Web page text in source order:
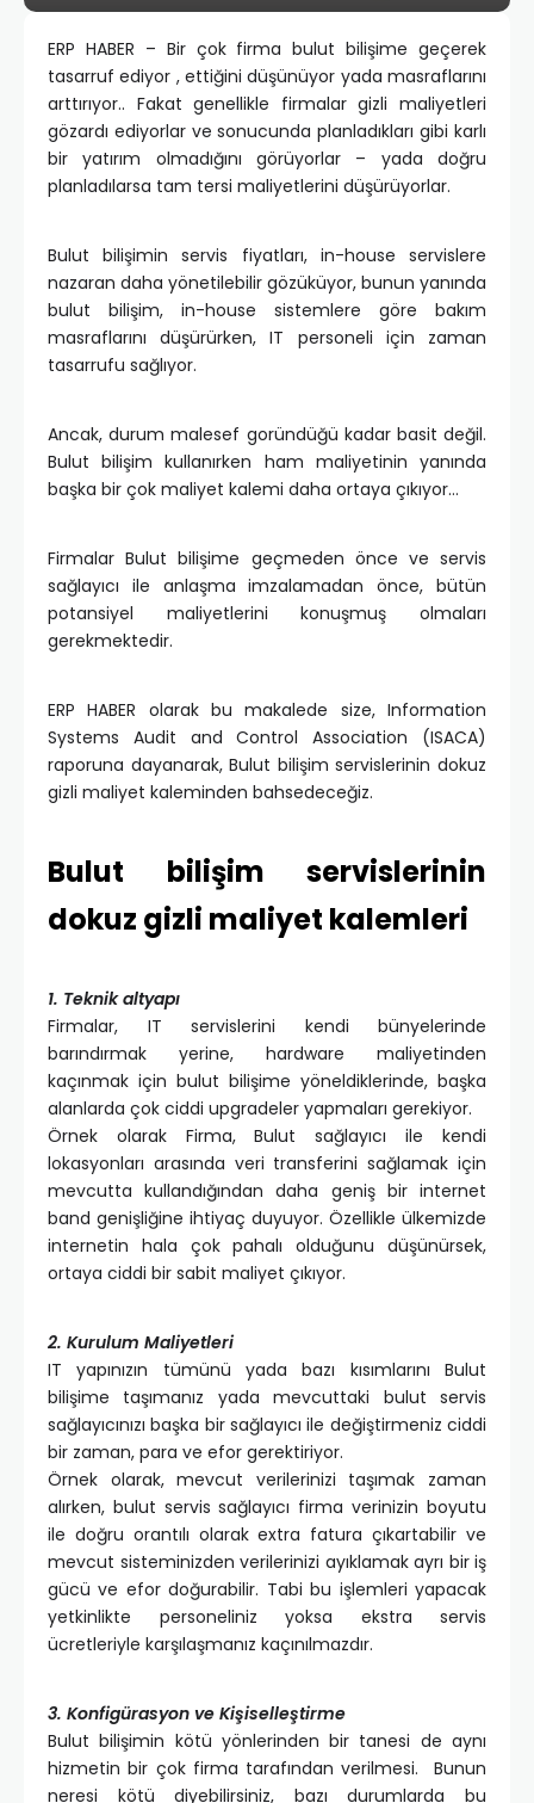
ERP HABER – Bir çok firma bulut bilişime geçerek
tasarruf ediyor , ettiğini düşünüyor yada masraflarını
arttırıyor.. Fakat genellikle firmalar gizli maliyetleri
gözardı ediyorlar ve sonucunda planladıkları gibi karlı
bir yatırım olmadığını görüyorlar – yada doğru
planladılarsa tam tersi maliyetlerini düşürüyorlar.
Bulut bilişimin servis fiyatları, in-house servislere
nazaran daha yönetilebilir gözüküyor, bunun yanında
bulut bilişim, in-house sistemlere göre bakım
masraflarını düşürürken, IT personeli için zaman
tasarrufu sağlıyor.
Ancak, durum malesef goründüğü kadar basit değil.
Bulut bilişim kullanırken ham maliyetinin yanında
başka bir çok maliyet kalemi daha ortaya çıkıyor…
Firmalar Bulut bilişime geçmeden önce ve servis
sağlayıcı ile anlaşma imzalamadan önce, bütün
potansiyel maliyetlerini konuşmuş olmaları
gerekmektedir.
ERP HABER olarak bu makalede size, Information
Systems Audit and Control Association (ISACA)
raporuna dayanarak, Bulut bilişim servislerinin dokuz
gizli maliyet kaleminden bahsedeceğiz.
Bulut bilişim servislerinin
dokuz gizli maliyet kalemleri
1. Teknik altyapı
Firmalar, IT servislerini kendi bünyelerinde
barındırmak yerine, hardware maliyetinden
kaçınmak için bulut bilişime yöneldiklerinde, başka
alanlarda çok ciddi upgradeler yapmaları gerekiyor.
Örnek olarak Firma, Bulut sağlayıcı ile kendi
lokasyonları arasında veri transferini sağlamak için
mevcutta kullandığından daha geniş bir internet
band genişliğine ihtiyaç duyuyor. Özellikle ülkemizde
internetin hala çok pahalı olduğunu düşünürsek,
ortaya ciddi bir sabit maliyet çıkıyor.
2. Kurulum Maliyetleri
IT yapınızın tümünü yada bazı kısımlarını Bulut
bilişime taşımanız yada mevcuttaki bulut servis
sağlayıcınızı başka bir sağlayıcı ile değiştirmeniz ciddi
bir zaman, para ve efor gerektiriyor.
Örnek olarak, mevcut verilerinizi taşımak zaman
alırken, bulut servis sağlayıcı firma verinizin boyutu
ile doğru orantılı olarak extra fatura çıkartabilir ve
mevcut sisteminizden verilerinizi ayıklamak ayrı bir iş
gücü ve efor doğurabilir. Tabi bu işlemleri yapacak
yetkinlikte personeliniz yoksa ekstra servis
ücretleriyle karşılaşmanız kaçınılmazdır.
3. Konfigürasyon ve Kişiselleştirme
Bulut bilişimin kötü yönlerinden bir tanesi de aynı
hizmetin bir çok firma tarafından verilmesi. Bunun
neresi kötü diyebilirsiniz, bazı durumlarda bu